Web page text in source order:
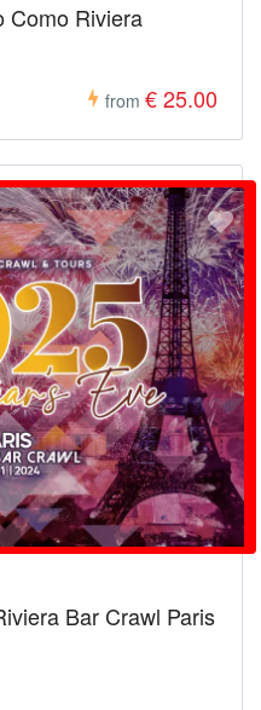
Bar Crawl Paris
Como Riviera
from € 25.00